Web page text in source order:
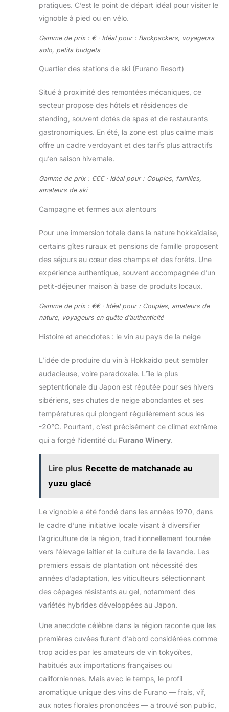
pratiques. C’est le point de départ idéal pour visiter le
vignoble à pied ou en vélo.
Gamme de prix : € · Idéal pour : Backpackers, voyageurs
solo, petits budgets
Quartier des stations de ski (Furano Resort)
Situé à proximité des remontées mécaniques, ce
secteur propose des hôtels et résidences de
standing, souvent dotés de spas et de restaurants
gastronomiques. En été, la zone est plus calme mais
offre un cadre verdoyant et des tarifs plus attractifs
qu’en saison hivernale.
Gamme de prix : €€€ · Idéal pour : Couples, familles,
amateurs de ski
Campagne et fermes aux alentours
Pour une immersion totale dans la nature hokkaïdaise,
certains gîtes ruraux et pensions de famille proposent
des séjours au cœur des champs et des forêts. Une
expérience authentique, souvent accompagnée d’un
petit-déjeuner maison à base de produits locaux.
Gamme de prix : €€ · Idéal pour : Couples, amateurs de
nature, voyageurs en quête d’authenticité
Histoire et anecdotes : le vin au pays de la neige
L’idée de produire du vin à Hokkaido peut sembler
audacieuse, voire paradoxale. L’île la plus
septentrionale du Japon est réputée pour ses hivers
sibériens, ses chutes de neige abondantes et ses
températures qui plongent régulièrement sous les
-20°C. Pourtant, c’est précisément ce climat extrême
qui a forgé l’identité du Furano Winery.
Lire plus Recette de matchanade au
yuzu glacé
Le vignoble a été fondé dans les années 1970, dans
le cadre d’une initiative locale visant à diversifier
l’agriculture de la région, traditionnellement tournée
vers l’élevage laitier et la culture de la lavande. Les
premiers essais de plantation ont nécessité des
années d’adaptation, les viticulteurs sélectionnant
des cépages résistants au gel, notamment des
variétés hybrides développées au Japon.
Une anecdote célèbre dans la région raconte que les
premières cuvées furent d’abord considérées comme
trop acides par les amateurs de vin tokyoïtes,
habitués aux importations françaises ou
californiennes. Mais avec le temps, le profil
aromatique unique des vins de Furano — frais, vif,
aux notes florales prononcées — a trouvé son public,